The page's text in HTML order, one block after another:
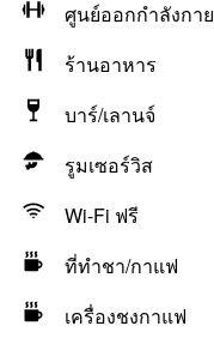
ศูนย์ออกกำลังกาย
ร้านอาหาร
บาร์/เลานจ์
รูมเซอร์วิส
Wi-Fi ฟรี
ที่ทำชา/กาแฟ
เครื่องชงกาแฟ